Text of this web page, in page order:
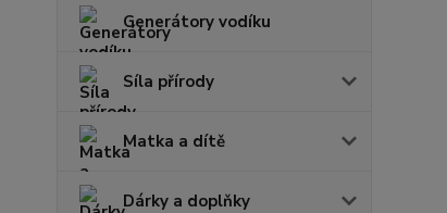
Generátory vodíku
Síla přírody
Matka a dítě
Dárky a doplňky